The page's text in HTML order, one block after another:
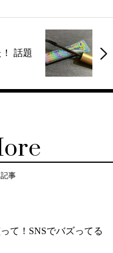
話題
事
て！SNSでバズってる